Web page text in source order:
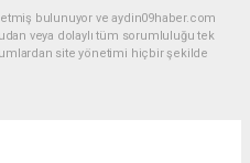
etmiş bulunuyor ve aydin09haber.com
veya dolaylı tüm sorumluluğu tek
site yönetimi hiçbir şekilde